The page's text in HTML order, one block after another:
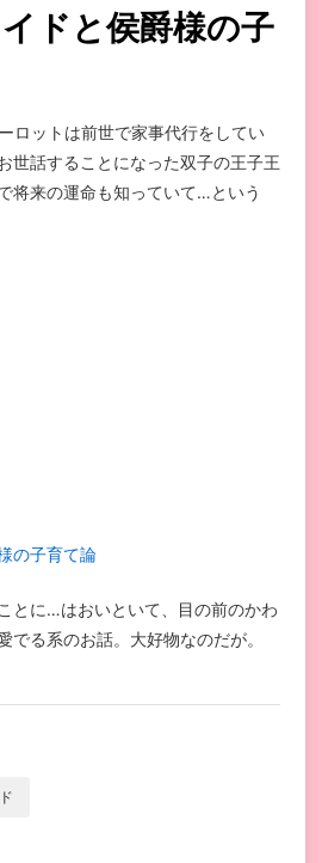
ドと侯爵様の子
ロットは前世で家事代行をしてい
世話することになった双子の王子王
将来の運命も知っていて…という
の子育て論
とに…はおいといて、目の前のかわ
でる系のお話。大好物なのだが。